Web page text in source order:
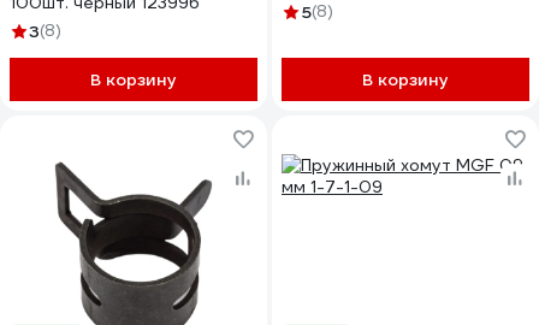
3(8)
В корзину
5(8)
В корзину